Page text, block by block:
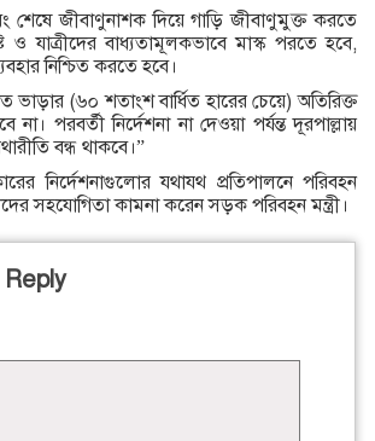
শেষে জীবাণুনাশক দিয়ে গাড়ি জীবাণুমুক্ত করতে
ও যাত্রীদের বাধ্যতামূলকভাবে মাস্ক পরতে হবে,
নিশ্চিত করতে হবে।
ভাড়ার (৬০ শতাংশ বার্ধিত হারের চেয়ে) অতিরিক্ত
পরবর্তী নির্দেশনা না দেওয়া পর্যন্ত দূরপাল্লায়
বন্ধ থাকবে।”
নির্দেশনাগুলোর যথাযথ প্রতিপালনে পরিবহন
সহযোগিতা কামনা করেন সড়ক পরিবহন মন্ত্রী।